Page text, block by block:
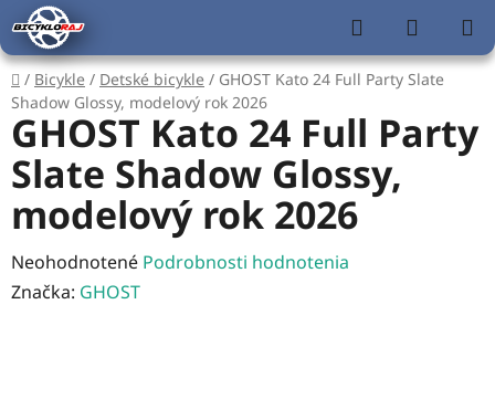
Prejsť
na
obsah
Hľadať
KOŠÍK
Domov
/ Bicykle / Detské bicykle / GHOST Kato 24 Full Party Slate
Shadow Glossy, modelový rok 2026
GHOST Kato 24 Full Party
Slate Shadow Glossy,
modelový rok 2026
Priemerné
hodnotenie
Neohodnotené Podrobnosti hodnotenia
Značka: GHOST